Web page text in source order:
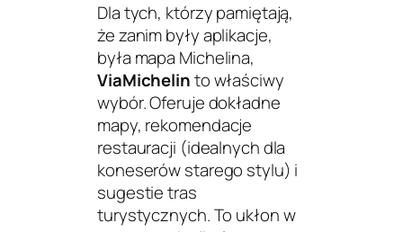
Dla tych, którzy pamiętają,
że zanim były aplikacje,
była mapa Michelina,
ViaMichelinto właściwy
wybór. Oferuje dokładne
mapy, rekomendacje
restauracji (idealnych dla
koneserów starego stylu) i
sugestie tras
turystycznych. To ukłon w